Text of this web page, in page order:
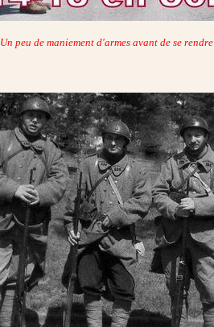
Un peu de maniement d'armes avant de se